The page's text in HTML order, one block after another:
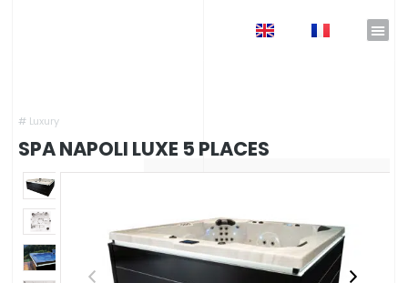
# Luxury
SPA NAPOLI LUXE 5 PLACES